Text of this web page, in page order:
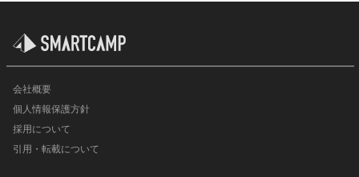
会社概要
個人情報保護方針
採用について
引用・転載について